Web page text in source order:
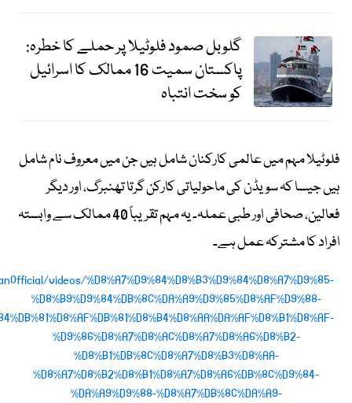
گلوبل صمود فلوٹیلا پر حملے کا خطرہ:
پاکستان سمیت 16 ممالک کا اسرائیل
کو سخت انتباہ
فلوٹیلا مہم میں عالمی کارکنان شامل ہیں جن میں معروف نام شامل
ہیں جیسا کہ سویڈن کی ماحولیاتی کارکن گرتا تھنبرگ، اور دیگر
فعالین، صحافی اور طبی عملہ۔ یہ مہم تقریباً 40 ممالک سے وابستہ
افراد کا مشترکہ عمل ہے۔
videos/%D8%A7%D9%84%D8%B3%D9%84%D8%A7%D9%85-
%D8%B9%D9%84%DB%8C%DA%A9%D9%85%D8%AF%D9%88-
%D9%86%D8%A7%D8%AC%D8%A7%D8%A6%D8%B2-
%D8%B1%DB%8C%D8%A7%D8%B3%D8%AA-
%D8%A7%D8%B2%D8%B1%D8%A7%D8%A6%DB%8C%D9%84-
%DA%A9%D9%88-%D8%A7%DB%8C%DA%A9-